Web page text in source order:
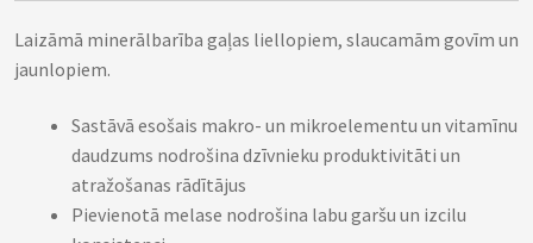
Laizāmā minerālbarība gaļas liellopiem, slaucamām govīm un
jaunlopiem.
Sastāvā esošais makro- un mikroelementu un vitamīnu
daudzums nodrošina dzīvnieku produktivitāti un
atražošanas rādītājus
Pievienotā melase nodrošina labu garšu un izcilu